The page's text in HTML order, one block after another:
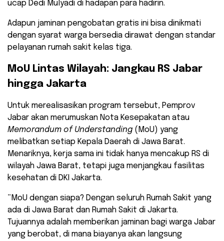
ucap Dedi Mulyadi di hadapan para hadirin.
​Adapun jaminan pengobatan gratis ini bisa dinikmati
dengan syarat warga bersedia dirawat dengan standar
pelayanan rumah sakit kelas tiga.
​MoU Lintas Wilayah: Jangkau RS Jabar
hingga Jakarta
​Untuk merealisasikan program tersebut, Pemprov
Jabar akan merumuskan Nota Kesepakatan atau
Memorandum of Understanding (MoU) yang
melibatkan setiap Kepala Daerah di Jawa Barat.
Menariknya, kerja sama ini tidak hanya mencakup RS di
wilayah Jawa Barat, tetapi juga menjangkau fasilitas
kesehatan di DKI Jakarta.
​”MoU dengan siapa? Dengan seluruh Rumah Sakit yang
ada di Jawa Barat dan Rumah Sakit di Jakarta.
Tujuannya adalah memberikan jaminan bagi warga Jabar
yang berobat, di mana biayanya akan langsung